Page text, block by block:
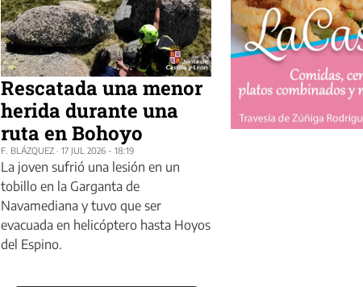
Rescatada una menor
herida durante una
ruta en Bohoyo
F. BLÁZQUEZ· 17 JUL 2026 - 18:19
La joven sufrió una lesión en un
tobillo en la Garganta de
Navamediana y tuvo que ser
evacuada en helicóptero hasta Hoyos
del Espino.